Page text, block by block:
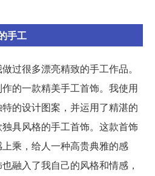
手工
过很多漂亮精致的手工作品。
的一款精美手工首饰。我使用
的设计图案，并运用了精湛的
具风格的手工首饰。这款首饰
乘，给人一种高贵典雅的感
融入了我自己的风格和情感，